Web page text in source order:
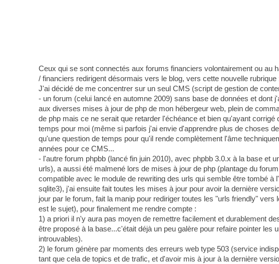
Ceux qui se sont connectés aux forums financiers volontairement ou
/ financiers redirigent désormais vers le blog, vers cette nouvelle rubrique
J'ai décidé de me concentrer sur un seul CMS (script de gestion de
- un forum (celui lancé en automne 2009) sans base de données et
aux diverses mises à jour de php de mon hébergeur web, plein de
de php mais ce ne serait que retarder l'échéance et bien qu'ayant
temps pour moi (même si parfois j'ai envie d'apprendre plus de choses
qu'une question de temps pour qu'il rende complètement l'âme
années pour ce CMS...
- l'autre forum phpbb (lancé fin juin 2010), avec phpbb 3.0.x à la base
urls), a aussi été malmené lors de mises à jour de php (plantage du
compatible avec le module de rewriting des urls qui semble être tombé
sqlite3), j'ai ensuite fait toutes les mises à jour pour avoir la dernière
jour par le forum, fait la manip pour rediriger toutes les "urls friendly"
est le sujet), pour finalement me rendre compte :
1) a priori il n'y aura pas moyen de remettre facilement et durablement
être proposé à la base...c'était déjà un peu galère pour refaire pointer
introuvables).
2) le forum génère par moments des erreurs web type 503 (service
tant que cela de topics et de trafic, et d'avoir mis à jour à la dernière